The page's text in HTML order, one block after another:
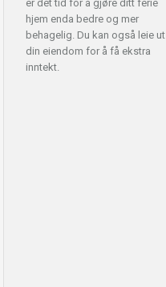
er det tid for å gjøre ditt ferie
hjem enda bedre og mer
behagelig. Du kan også leie ut
din eiendom for å få ekstra
inntekt.